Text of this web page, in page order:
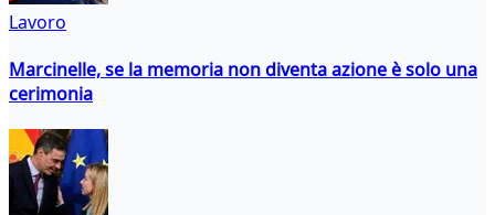
Lavoro
Marcinelle, se la memoria non diventa azione è solo una
cerimonia